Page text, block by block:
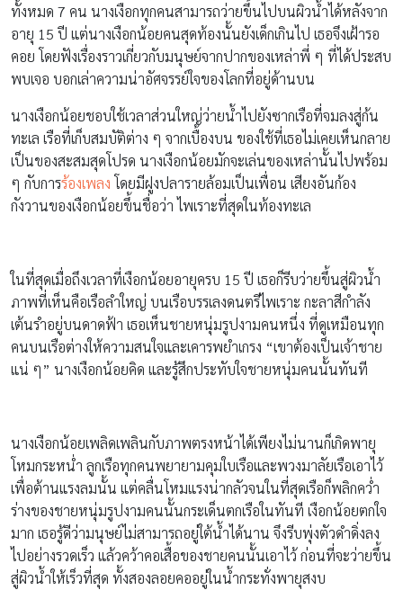
ทั้งหมด 7 คน นางเงือกทุกคนสามารถว่ายขึ้นไปบนผิวน้ำได้หลังจาก
อายุ 15 ปี แต่นางเงือกน้อยคนสุดท้องนั้นยังเด็กเกินไป เธอจึงเฝ้ารอ
คอย โดยฟังเรื่องราวเกี่ยวกับมนุษย์จากปากของเหล่าพี่ ๆ ที่ได้ประสบ
พบเจอ บอกเล่าความน่าอัศจรรย์ใจของโลกที่อยู่ด้านบน
นางเงือกน้อยชอบใช้เวลาส่วนใหญ่ว่ายน้ำไปยังซากเรือที่จมลงสู่ก้น
ทะเล เรือที่เก็บสมบัติต่าง ๆ จากเบื้องบน ของใช้ที่เธอไม่เคยเห็นกลาย
เป็นของสะสมสุดโปรด นางเงือกน้อยมักจะเล่นของเหล่านั้นไปพร้อม
ๆ กับการร้องเพลง โดยมีฝูงปลารายล้อมเป็นเพื่อน เสียงอันก้อง
กังวานของเงือกน้อยขึ้นชื่อว่า ไพเราะที่สุดในท้องทะเล
ในที่สุดเมื่อถึงเวลาที่เงือกน้อยอายุครบ 15 ปี เธอก็รีบว่ายขึ้นสู่ผิวน้ำ
ภาพที่เห็นคือเรือลำใหญ่ บนเรือบรรเลงดนตรีไพเราะ กะลาสีกำลัง
เต้นรำอยู่บนดาดฟ้า เธอเห็นชายหนุ่มรูปงามคนหนึ่ง ที่ดูเหมือนทุก
คนบนเรือต่างให้ความสนใจและเคารพยำเกรง “เขาต้องเป็นเจ้าชาย
แน่ ๆ” นางเงือกน้อยคิด และรู้สึกประทับใจชายหนุ่มคนนั้นทันที
นางเงือกน้อยเพลิดเพลินกับภาพตรงหน้าได้เพียงไม่นานก็เกิดพายุ
โหมกระหน่ำ ลูกเรือทุกคนพยายามคุมใบเรือและพวงมาลัยเรือเอาไว้
เพื่อต้านแรงลมนั้น แต่คลื่นโหมแรงน่ากลัวจนในที่สุดเรือก็พลิกคว่ำ
ร่างของชายหนุ่มรูปงามคนนั้นกระเด็นตกเรือในทันที เงือกน้อยตกใจ
มาก เธอรู้ดีว่ามนุษย์ไม่สามารถอยู่ใต้น้ำได้นาน จึงรีบพุ่งตัวดำดิ่งลง
ไปอย่างรวดเร็ว แล้วคว้าคอเสื้อของชายคนนั้นเอาไว้ ก่อนที่จะว่ายขึ้น
สู่ผิวน้ำให้เร็วที่สุด ทั้งสองลอยคออยู่ในน้ำกระทั่งพายุสงบ